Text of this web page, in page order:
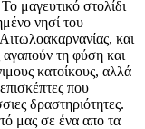
μαγευτικό στολίδι
νησί του
και
τη φύση και
κατοίκους, αλλά
που
δραστηριότητες.
μας σε ένα απο τα